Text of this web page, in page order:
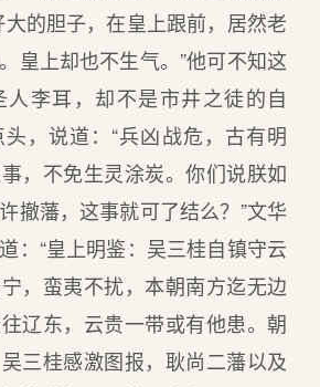
大的胆子，在皇上跟前，居然老
皇上却也不生气。”他可不知这
人李耳，却不是市井之徒的自
，说道：“兵凶战危，古有明
，不免生灵涂炭。你们说朕如
撤藩，这事就可了结么？”文华
：“皇上明鉴：吴三桂自镇守云
，蛮夷不扰，本朝南方迄无边
辽东，云贵一带或有他患。朝
三桂感激图报，耿尚二藩以及